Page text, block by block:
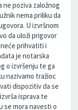
poziva založnog
nema priliku da
U izvršnom
da uloži prigovor
prihvatiti i
je notarska
o izvršenju te ga
nazivamo tražioc
dispozitiv da se
isprava te
se mora navesti o